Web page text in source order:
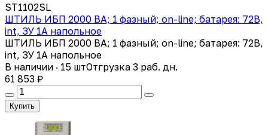
ST1102SL
ШТИЛЬ ИБП 2000 ВА; 1 фазный; on-line; батарея: 72В,
int, ЗУ 1А напольное
ШТИЛЬ ИБП 2000 ВА; 1 фазный; on-line; батарея: 72В,
int, ЗУ 1А напольное
В наличии · 15 штОтгрузка 3 раб. дн.
61 853 ₽
Купить